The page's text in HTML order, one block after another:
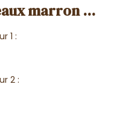
marron ...
1 :
2 :